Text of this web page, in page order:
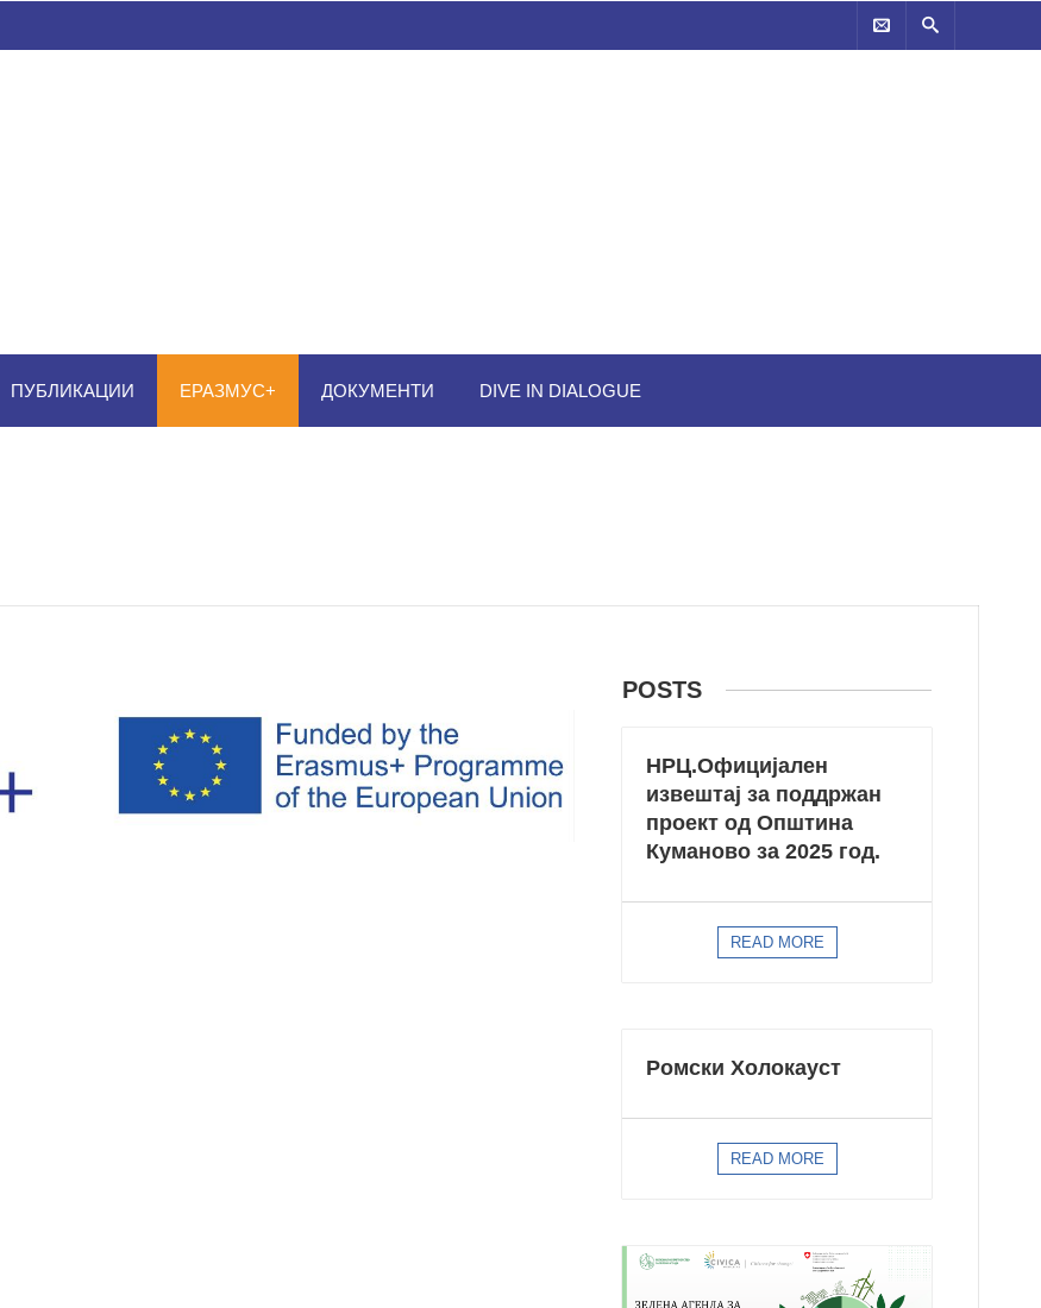
ПУБЛИКАЦИИ ЕРАЗМУС+ ДОКУМЕНТИ DIVE IN DIALOGUE
POSTS
НРЦ.Официјaлен
извештај за поддржан
проект од Општина
Куманово за 2025 год.
READ MORE
Ромски Холокауст
READ MORE